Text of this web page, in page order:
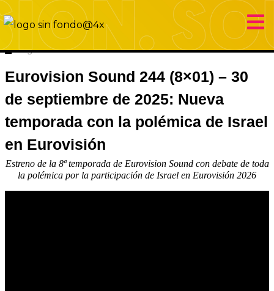
Eurovision Sound
30 septiembre 2025
Hugo Carabaña Menéndez
Eurovision Sound 244 (8×01) – 30
de septiembre de 2025: Nueva
temporada con la polémica de Israel
en Eurovisión
Estreno de la 8ª temporada de Eurovision Sound con debate de toda
la polémica por la participación de Israel en Eurovisión 2026